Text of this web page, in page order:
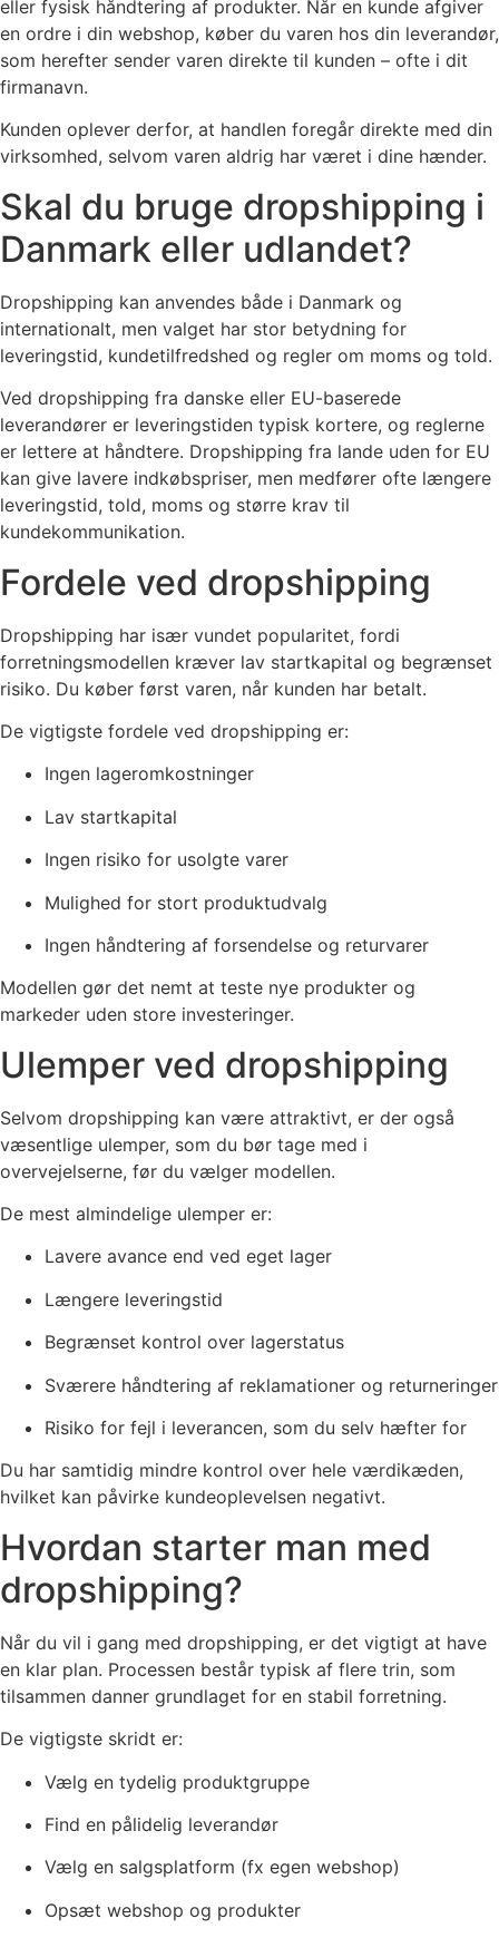
eller fysisk håndtering af produkter. Når en kunde afgiver
en ordre i din webshop, køber du varen hos din leverandør,
som herefter sender varen direkte til kunden – ofte i dit
firmanavn.
Kunden oplever derfor, at handlen foregår direkte med din
virksomhed, selvom varen aldrig har været i dine hænder.
Skal du bruge dropshipping i
Danmark eller udlandet?
Dropshipping kan anvendes både i Danmark og
internationalt, men valget har stor betydning for
leveringstid, kundetilfredshed og regler om moms og told.
Ved dropshipping fra danske eller EU-baserede
leverandører er leveringstiden typisk kortere, og reglerne
er lettere at håndtere. Dropshipping fra lande uden for EU
kan give lavere indkøbspriser, men medfører ofte længere
leveringstid, told, moms og større krav til
kundekommunikation.
Fordele ved dropshipping
Dropshipping har især vundet popularitet, fordi
forretningsmodellen kræver lav startkapital og begrænset
risiko. Du køber først varen, når kunden har betalt.
De vigtigste fordele ved dropshipping er:
Ingen lageromkostninger
Lav startkapital
Ingen risiko for usolgte varer
Mulighed for stort produktudvalg
Ingen håndtering af forsendelse og returvarer
Modellen gør det nemt at teste nye produkter og
markeder uden store investeringer.
Ulemper ved dropshipping
Selvom dropshipping kan være attraktivt, er der også
væsentlige ulemper, som du bør tage med i
overvejelserne, før du vælger modellen.
De mest almindelige ulemper er:
Lavere avance end ved eget lager
Længere leveringstid
Begrænset kontrol over lagerstatus
Sværere håndtering af reklamationer og returneringer
Risiko for fejl i leverancen, som du selv hæfter for
Du har samtidig mindre kontrol over hele værdikæden,
hvilket kan påvirke kundeoplevelsen negativt.
Hvordan starter man med
dropshipping?
Når du vil i gang med dropshipping, er det vigtigt at have
en klar plan. Processen består typisk af flere trin, som
tilsammen danner grundlaget for en stabil forretning.
De vigtigste skridt er:
Vælg en tydelig produktgruppe
Find en pålidelig leverandør
Vælg en salgsplatform (fx egen webshop)
Opsæt webshop og produkter